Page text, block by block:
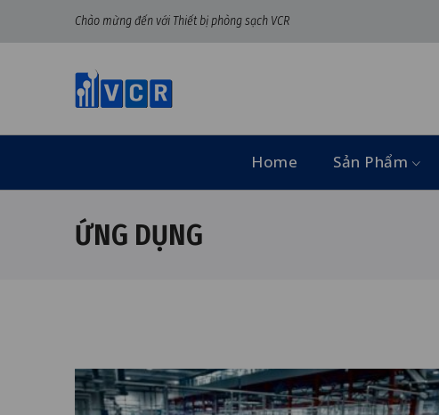
Chào mừng đến với Thiết bị phòng sạch VCR
Home Sản Phẩm
ỨNG DỤNG